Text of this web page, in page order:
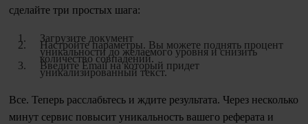
сделайте три простых шага:
Загрузите документ
Настройте параметры. Вы можете поднять процент
уникальности до желаемого уровня и снизить
количество совпадений.
Введите Email на который придет
уникализированный текст.
Все. Теперь расслабьтесь и ждите результата. Через несколько
минут сервис повысит уникальность вашего реферата и